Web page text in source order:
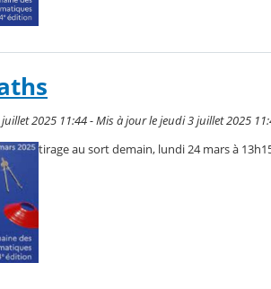
2025 11:44 - Mis à jour le jeudi 3 juillet 2025
tirage au sort demain, lundi 24 mars à